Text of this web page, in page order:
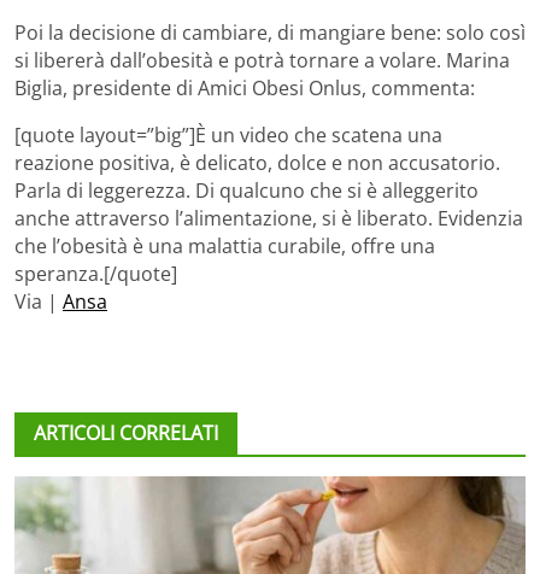
Poi la decisione di cambiare, di mangiare bene: solo così
si libererà dall’obesità e potrà tornare a volare. Marina
Biglia, presidente di Amici Obesi Onlus, commenta:
[quote layout=”big”]È un video che scatena una
reazione positiva, è delicato, dolce e non accusatorio.
Parla di leggerezza. Di qualcuno che si è alleggerito
anche attraverso l’alimentazione, si è liberato. Evidenzia
che l’obesità è una malattia curabile, offre una
speranza.[/quote]
Via | Ansa
ARTICOLI CORRELATI